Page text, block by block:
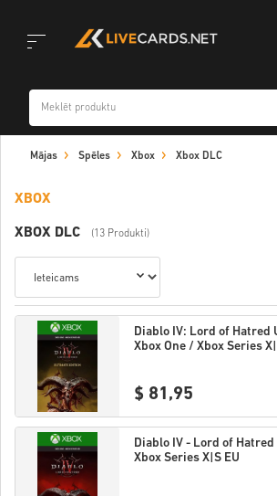
Mājas Spēles Xbox Xbox DLC
XBOX
XBOX DLC (13 Produkti)
Diablo IV: Lord of Hatred
Xbox One / Xbox Series
$ 81,95
Diablo IV - Lord of Hatred
Xbox Series X|S EU